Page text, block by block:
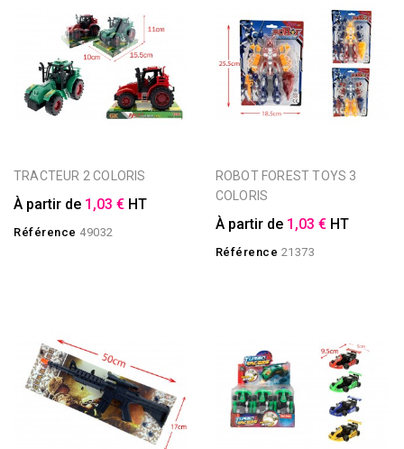
TRACTEUR 2 COLORIS
À partir de 1,03 € HT
Référence 49032
ROBOT FOREST TOYS 3
COLORIS
À partir de 1,03 € HT
Référence 21373